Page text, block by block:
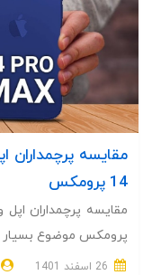
14 پرومکس
پرومکس موضوع بسیار
آن بپردازیم.